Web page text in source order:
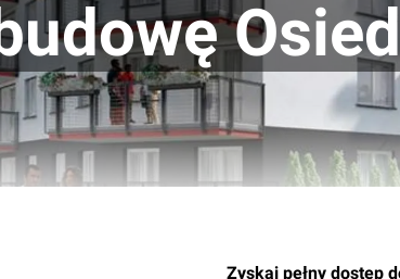
Zyskaj pełny dostęp